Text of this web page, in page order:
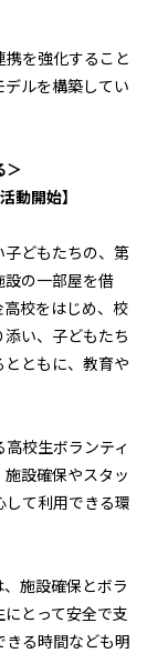
を強化すること
ルを構築してい
＞
動開始】
どもたちの、第
設の一部屋を借
校をはじめ、校
い、子どもたち
ともに、教育や
校生ボランティ
設確保やスタッ
して利用できる環
施設確保とボラ
とって安全で支
きる時間なども明